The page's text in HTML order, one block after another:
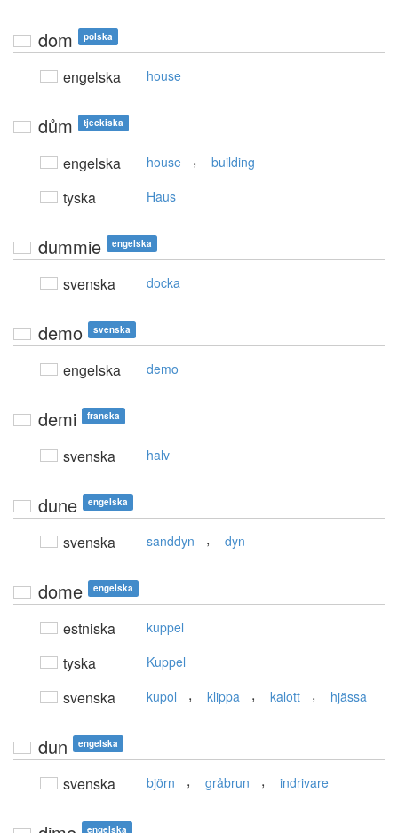
dom polska
engelska house
dům tjeckiska
engelska house , building
tyska Haus
dummie engelska
svenska docka
demo svenska
engelska demo
demi franska
svenska halv
dune engelska
svenska sanddyn , dyn
dome engelska
estniska kuppel
tyska Kuppel
svenska kupol , klippa , kalott , hjässa
dun engelska
svenska björn , gråbrun , indrivare
engelska